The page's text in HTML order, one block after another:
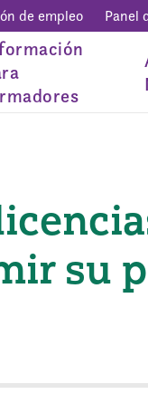
de empleo Panel
su